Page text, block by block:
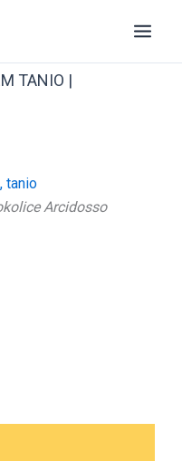
TANIO |
Arcidosso